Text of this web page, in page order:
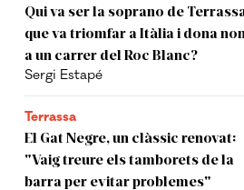
Qui va ser la soprano de
que va triomfar a Itàlia i dona
a un carrer del Roc Blanc?
Sergi Estapé
Terrassa
El Gat Negre, un clàssic renovat:
"Vaig treure els tamborets de la
barra per evitar problemes"